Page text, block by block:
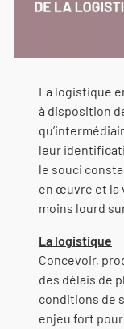
La logistique
à disposition
leur
le souci
en œuvre et la
moins lourd
La logistique
Concevoir,
des délais de
conditions de
enjeu fort